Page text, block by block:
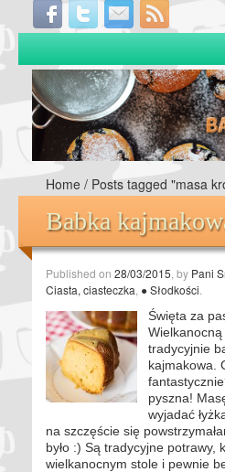
Home / Posts tagged "masa
Babka
Published on 28/03/2015 , by Pani
Ciasta, ciasteczka ● Słodkości
Święta za
tradycyjnie
kajmakowa.
pyszna!
wyjadać
na szczęście się
było :) Są tradycyjne potrawy,
wielkanocnym stole i pewnie